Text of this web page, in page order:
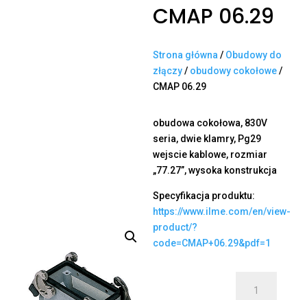
CMAP 06.29
Strona główna / Obudowy do
złączy/ obudowy cokołowe/
CMAP 06.29
obudowa cokołowa, 830V
seria, dwie klamry, Pg29
wejscie kablowe, rozmiar
„77.27”, wysoka konstrukcja
Specyfikacja produktu:
https://www.ilme.com/en/view-
product/?
code=CMAP+06.29&pdf=1
CMAP